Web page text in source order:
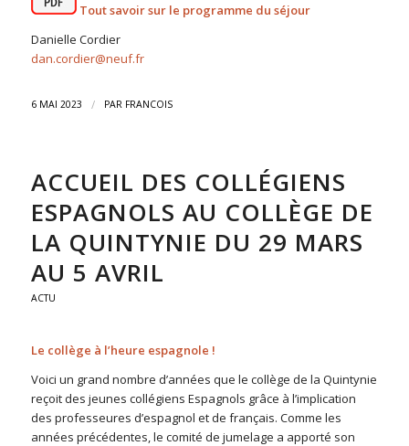
Tout savoir sur le programme du séjour
Danielle Cordier
dan.cordier@neuf.fr
6 MAI 2023 / PAR FRANCOIS
ACCUEIL DES COLLÉGIENS
ESPAGNOLS AU COLLÈGE DE
LA QUINTYNIE DU 29 MARS
AU 5 AVRIL
ACTU
Le collège à l’heure espagnole !
Voici un grand nombre d’années que le collège de la Quintynie
reçoit des jeunes collégiens Espagnols grâce à l’implication
des professeures d’espagnol et de français. Comme les
années précédentes, le comité de jumelage a apporté son